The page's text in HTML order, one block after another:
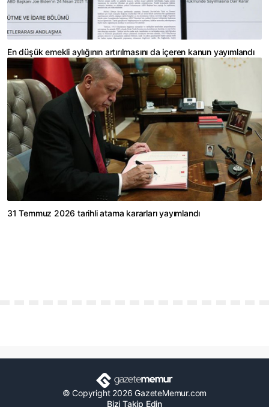
En düşük emekli aylığının artırılmasını da içeren kanun yayımlandı
31 Temmuz 2026 tarihli atama kararları yayımlandı
© Copyright 2026 GazeteMemur.com
Bizi Takip Edin